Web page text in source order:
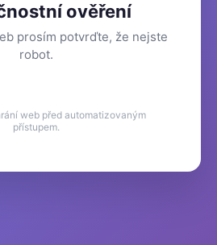
ověření
prosím potvrďte, že nejste
robot.
web před automatizovaným
přístupem.